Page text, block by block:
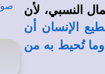
النسبي، لأن
الإنسان أن
وما تُحيط به من